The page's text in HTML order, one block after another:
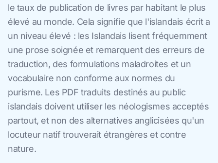
le taux de publication de livres par habitant le plus
élevé au monde. Cela signifie que l'islandais écrit a
un niveau élevé : les Islandais lisent fréquemment
une prose soignée et remarquent des erreurs de
traduction, des formulations maladroites et un
vocabulaire non conforme aux normes du
purisme. Les PDF traduits destinés au public
islandais doivent utiliser les néologismes acceptés
partout, et non des alternatives anglicisées qu'un
locuteur natif trouverait étrangères et contre
nature.